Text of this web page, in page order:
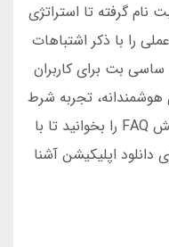
نام گرفته تا استراتژی
را با ذکر اشتباهات
بت برای کاربران
تجربه شرط
بندی را متحول کرده است. حتماً بخش FAQ را بخوانید تا با
اپلیکیشن آشنا